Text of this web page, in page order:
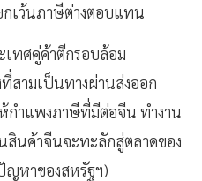
เว้นภาษีต่างตอบแทน
เทศคู่ค้าตีกรอบล้อม
สามเป็นทางผ่านส่งออก
กำแพงภาษีที่มีต่อจีน ทำงาน
สินค้าจีนจะทะลักสู่ตลาดของ
ญหาของสหรัฐฯ)